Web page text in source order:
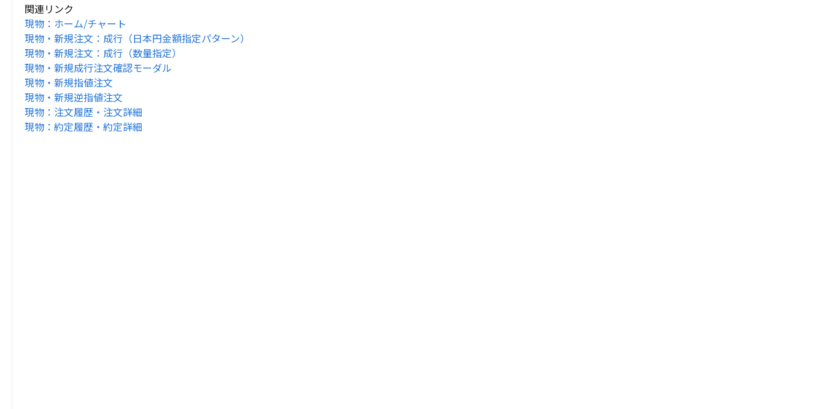
関連リンク
現物：ホーム/チャート
現物・新規注文：成行（日本円金額指定パターン）
現物・新規注文：成行（数量指定）
現物・新規成行注文確認モーダル
現物・新規指値注文
現物・新規逆指値注文
現物：注文履歴・注文詳細
現物：約定履歴・約定詳細